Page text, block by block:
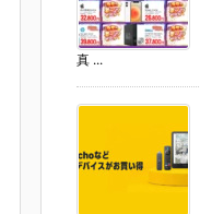
真 ...